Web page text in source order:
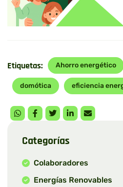
Etiquetas: Ahorro energético
domótica eficiencia
Categorías
Colaboradores
Energías Renovables